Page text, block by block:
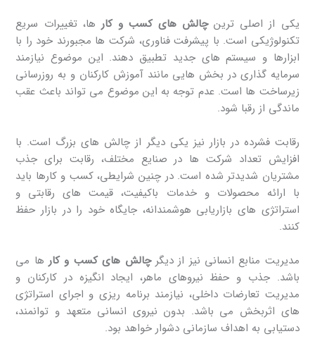
یکی از اصلی ‌ترینچالش های کسب و کارها، تغییرات سریع
تکنولوژیکی است. با پیشرفت فناوری، شرکت ‌ها مجبورند خود را با
ابزارها و سیستم‌ های جدید تطبیق دهند. این موضوع نیازمند
سرمایه ‌گذاری در بخش ‌هایی مانند آموزش کارکنان و به ‌روزرسانی
زیرساخت ‌ها است. عدم توجه به این موضوع می ‌تواند باعث عقب
‌ماندگی از رقبا شود.
رقابت فشرده در بازار نیز یکی دیگر از چالش ‌های بزرگ است. با
افزایش تعداد شرکت ‌ها در صنایع مختلف، رقابت برای جذب
مشتریان شدیدتر شده است. در چنین شرایطی، کسب ‌و کارها باید
با ارائه محصولات و خدمات باکیفیت، قیمت ‌های رقابتی و
استراتژی‌ های بازاریابی هوشمندانه، جایگاه خود را در بازار حفظ
کنند.
مدیریت منابع انسانی نیز از دیگرچالش های کسب و کارها می
باشد. جذب و حفظ نیروهای ماهر، ایجاد انگیزه در کارکنان و
مدیریت تعارضات داخلی، نیازمند برنامه‌ ریزی و اجرای استراتژی
‌های اثربخش می باشد. بدون نیروی انسانی متعهد و توانمند،
دستیابی به اهداف سازمانی دشوار خواهد بود.